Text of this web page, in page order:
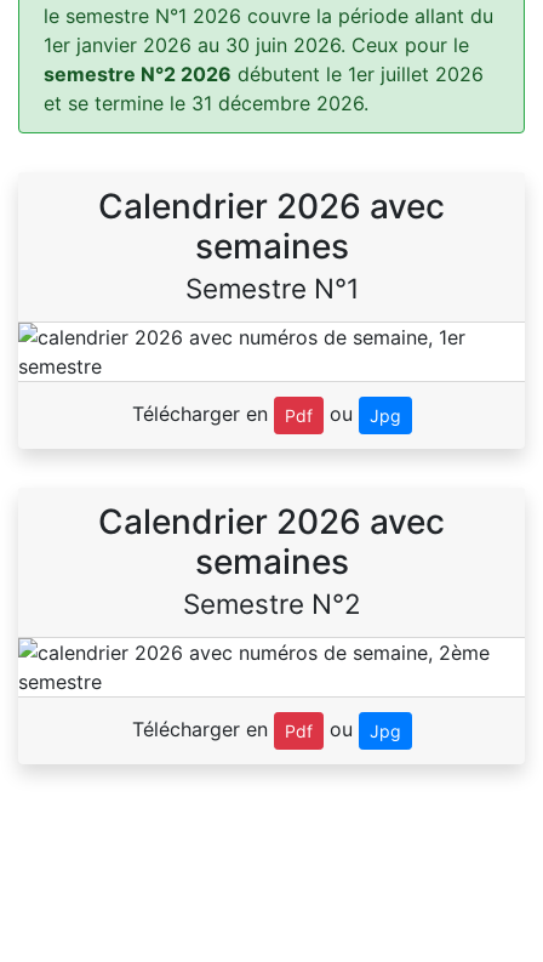
le semestre N°1 2026 couvre la période allant du
1er janvier 2026 au 30 juin 2026. Ceux pour le
semestre N°2 2026 débutent le 1er juillet 2026
et se termine le 31 décembre 2026.
Calendrier 2026 avec
semaines
Semestre N°1
Télécharger en Pdf ou Jpg
Calendrier 2026 avec
semaines
Semestre N°2
Télécharger en Pdf ou Jpg